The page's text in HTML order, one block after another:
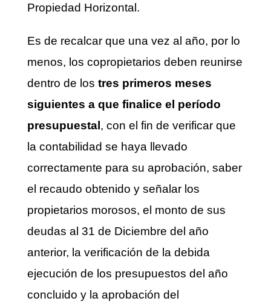
Propiedad Horizontal.
Es de recalcar que una vez al año, por lo
menos, los copropietarios deben reunirse
dentro de los tres primeros meses
siguientes a que finalice el período
presupuestal, con el fin de verificar que
la contabilidad se haya llevado
correctamente para su aprobación, saber
el recaudo obtenido y señalar los
propietarios morosos, el monto de sus
deudas al 31 de Diciembre del año
anterior, la verificación de la debida
ejecución de los presupuestos del año
concluido y la aprobación del